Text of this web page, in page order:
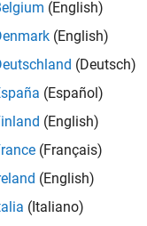
development to
suites, and
team from start to
and testability
(English)
(English)
(Deutsch)
(Español)
(English)
(Français)
(English)
(Italiano)